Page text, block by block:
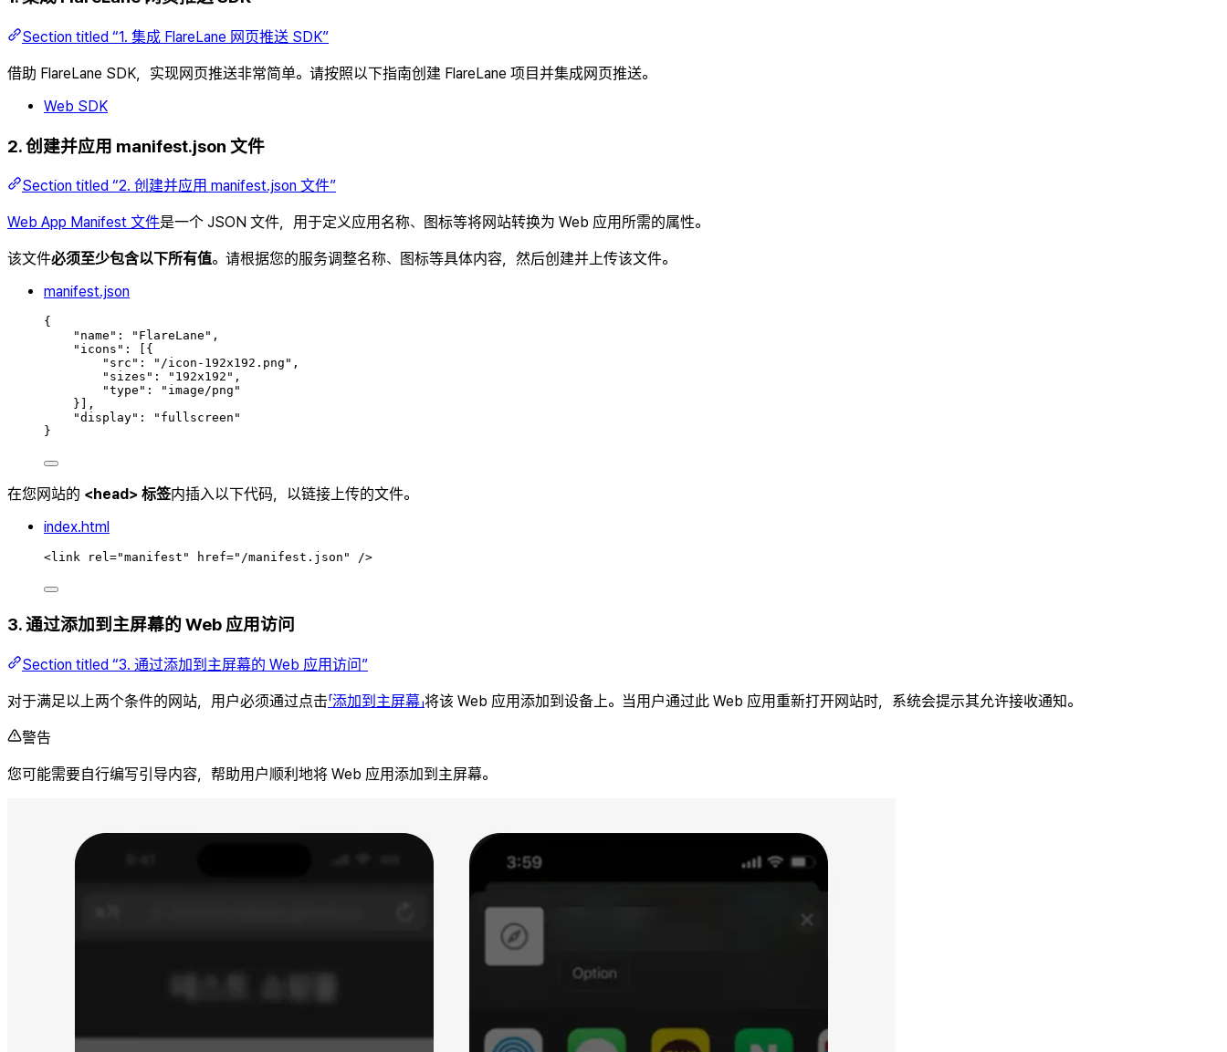
Section titled “1. 集成 FlareLane 网页推送 SDK”
借助 FlareLane SDK，实现网页推送非常简单。请按照以下指南创建 FlareLane 项目并集成网页推送。
Web SDK
2. 创建并应用 manifest.json 文件
Section titled “2. 创建并应用 manifest.json 文件”
Web App Manifest 文件是一个 JSON 文件，用于定义应用名称、图标等将网站转换为 Web 应用所需的属性。
该文件必须至少包含以下所有值。请根据您的服务调整名称、图标等具体内容，然后创建并上传该文件。
manifest.json
{
" name " : " FlareLane " ,
" icons " :
[{
" src " : " /icon-192x192.png " ,
" sizes " : " 192x192 " ,
"type " : " image/png "
}],
"display" : " fullscreen "
}
在您网站的 <head> 标签内插入以下代码，以链接上传的文件。
index.html
<link rel="manifest " href=" /manifest.json " />
3. 通过添加到主屏幕的 Web 应用访问
Section titled “3. 通过添加到主屏幕的 Web 应用访问”
对于满足以上两个条件的网站，用户必须通过点击「添加到主屏幕」将该 Web 应用添加到设备上。当用户通过此 Web 应用重新打开网站时，系统会提示其允许接收通知。
警告
您可能需要自行编写引导内容，帮助用户顺利地将 Web 应用添加到主屏幕。